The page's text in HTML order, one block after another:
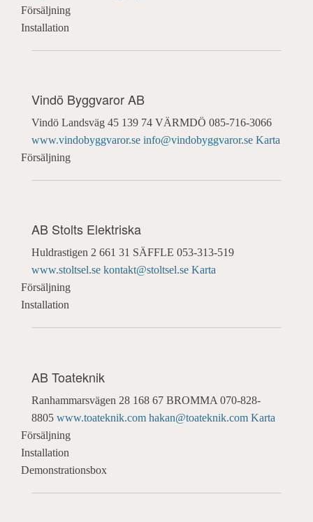
Försäljning
Installation
Vindö Byggvaror AB
Vindö Landsväg 45 139 74 VÄRMDÖ 085-716-3066
www.vindobyggvaror.se info@vindobyggvaror.se Karta
Försäljning
AB Stolts Elektriska
Huldrastigen 2 661 31 SÄFFLE 053-313-519
www.stoltsel.se kontakt@stoltsel.se Karta
Försäljning
Installation
AB Toateknik
Ranhammarsvägen 28 168 67 BROMMA 070-828-
8805 www.toateknik.com hakan@toateknik.com Karta
Försäljning
Installation
Demonstrationsbox